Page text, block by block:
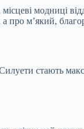
модниці
про м’який,
стають